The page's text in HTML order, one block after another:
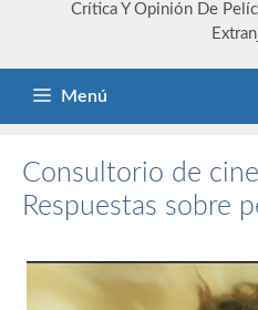
Crítica Y Opinión De
Menú
Consultorio de
Respuestas sobre